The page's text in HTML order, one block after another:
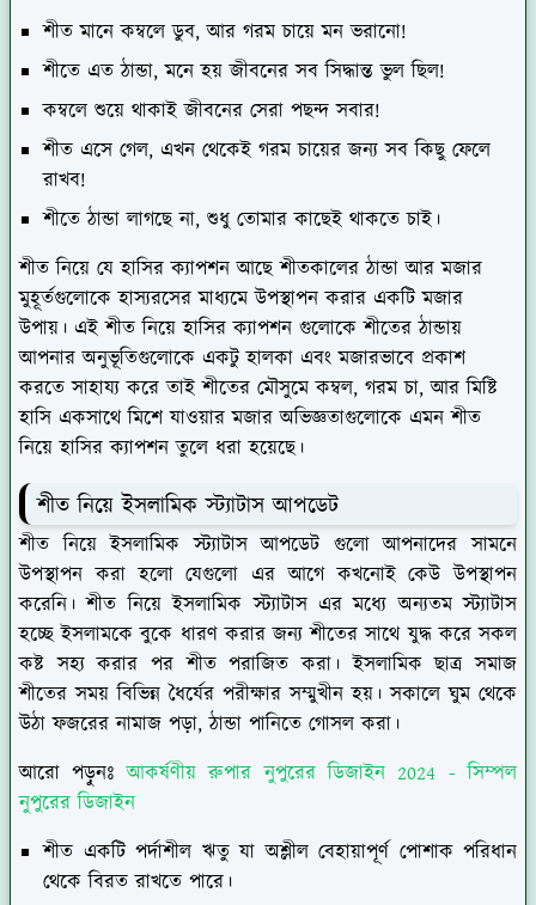
শীত মানে কম্বলে ডুব, আর গরম চায়ে মন ভরানো!
শীতে এত ঠান্ডা, মনে হয় জীবনের সব সিদ্ধান্ত ভুল ছিল!
কম্বলে শুয়ে থাকাই জীবনের সেরা পছন্দ সবার!
শীত এসে গেল, এখন থেকেই গরম চায়ের জন্য সব কিছু ফেলে
রাখব!
শীতে ঠান্ডা লাগছে না, শুধু তোমার কাছেই থাকতে চাই।
শীত নিয়ে যে হাসির ক্যাপশন আছে শীতকালের ঠান্ডা আর মজার
মুহূর্তগুলোকে হাস্যরসের মাধ্যমে উপস্থাপন করার একটি মজার
উপায়। এই শীত নিয়ে হাসির ক্যাপশন গুলোকে শীতের ঠান্ডায়
আপনার অনুভূতিগুলোকে একটু হালকা এবং মজারভাবে প্রকাশ
করতে সাহায্য করে তাই শীতের মৌসুমে কম্বল, গরম চা, আর মিষ্টি
হাসি একসাথে মিশে যাওয়ার মজার অভিজ্ঞতাগুলোকে এমন শীত
নিয়ে হাসির ক্যাপশন তুলে ধরা হয়েছে।
শীত নিয়ে ইসলামিক স্ট্যাটাস আপডেট
শীত নিয়ে ইসলামিক স্ট্যাটাস আপডেট গুলো আপনাদের সামনে
উপস্থাপন করা হলো যেগুলো এর আগে কখনোই কেউ উপস্থাপন
করেনি। শীত নিয়ে ইসলামিক স্ট্যাটাস এর মধ্যে অন্যতম স্ট্যাটাস
হচ্ছে ইসলামকে বুকে ধারণ করার জন্য শীতের সাথে যুদ্ধ করে সকল
কষ্ট সহ্য করার পর শীত পরাজিত করা। ইসলামিক ছাত্র সমাজ
শীতের সময় বিভিন্ন ধৈর্যের পরীক্ষার সম্মুখীন হয়। সকালে ঘুম থেকে
উঠা ফজরের নামাজ পড়া, ঠান্ডা পানিতে গোসল করা।
আরো পড়ুনঃআকর্ষণীয় রুপার নুপুরের ডিজাইন 2024 - সিম্পল
নুপুরের ডিজাইন
শীত একটি পর্দাশীল ঋতু যা অশ্লীল বেহায়াপূর্ণ পোশাক পরিধান
থেকে বিরত রাখতে পারে।